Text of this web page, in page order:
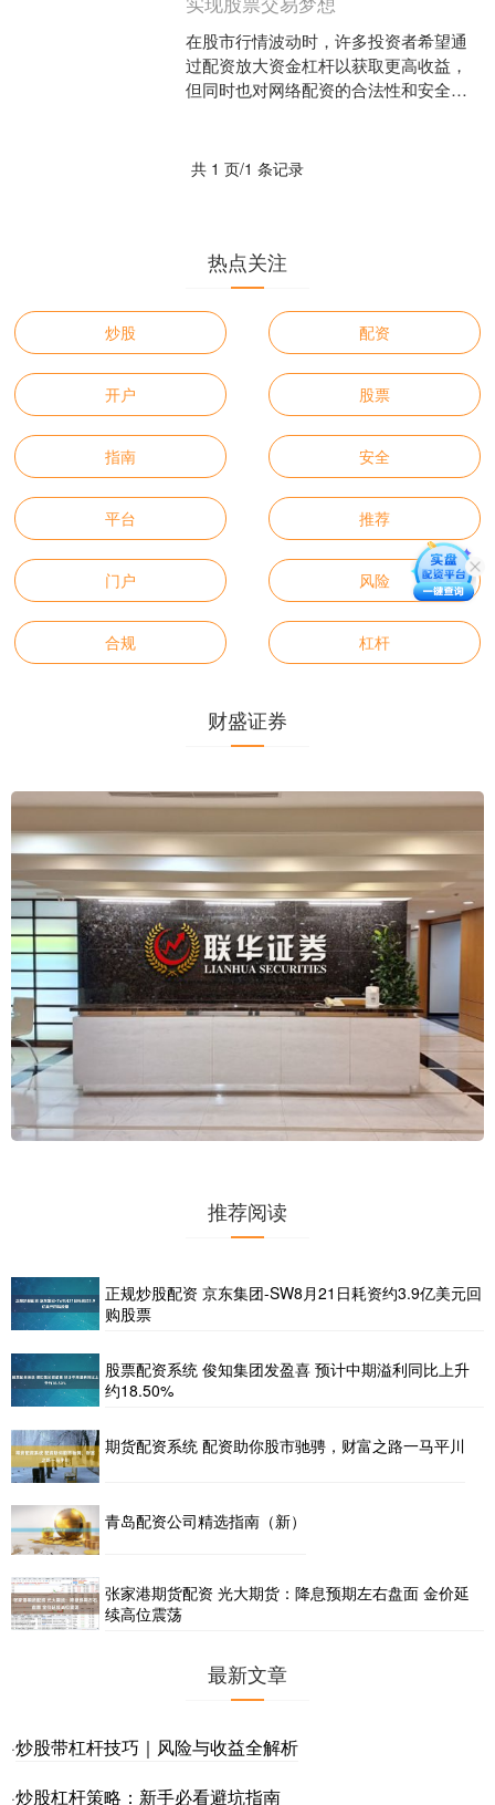
在股市行情波动时，许多投资者希望通
过配资放大资金杠杆以获取更高收益，
但同时也对网络配资的合法性和安全性
共 1 页/1 条记录
热点关注
炒股 配资
开户 股票
指南 安全
平台 推荐
门户 风险
合规 杠杆
财盛证券
推荐阅读
正规炒股配资 京东集团-SW8月21日耗资约3.9亿美元回
购股票
股票配资系统 俊知集团发盈喜 预计中期溢利同比上升
约18.50%
期货配资系统 配资助你股市驰骋，财富之路一马平川
青岛配资公司精选指南（新）
张家港期货配资 光大期货：降息预期左右盘面 金价延
续高位震荡
最新文章
·炒股带杠杆技巧｜风险与收益全解析
·炒股杠杆策略：新手必看避坑指南